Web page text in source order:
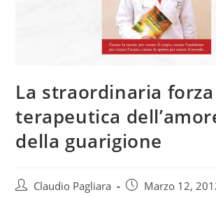
La straordinaria forza
terapeutica
della guarigione
Claudio Pagliara
Marzo 12,